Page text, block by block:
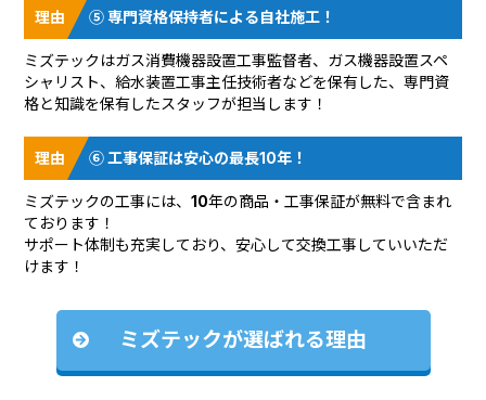
⑤ 専門資格保持者による自社施工！
ミズテックはガス消費機器設置工事監督者、ガス機器設置スペ
シャリスト、給水装置工事主任技術者などを保有した、専門資
格と知識を保有したスタッフが担当します！
⑥ 工事保証は安心の最長10年！
ミズテックの工事には、10年の商品・工事保証が無料で含まれ
ております！
サポート体制も充実しており、安心して交換工事していいただ
けます！
ミズテックが選ばれる理由